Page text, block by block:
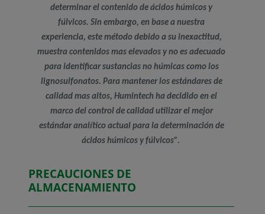
determinar el contenido de ácidos húmicos y
fúlvicos. Sin embargo, en base a nuestra
experiencia, este método debido a su inexactitud,
muestra contenidos mas elevados y no es adecuado
para identificar sustancias no húmicas como los
lignosulfonatos. Para mantener los estándares de
calidad mas altos, Humintech ha decidido en el
marco del control de calidad utilizar el mejor
estándar analítico actual para la determinación de
ácidos húmicos y fúlvicos”.
PRECAUCIONES DE
ALMACENAMIENTO